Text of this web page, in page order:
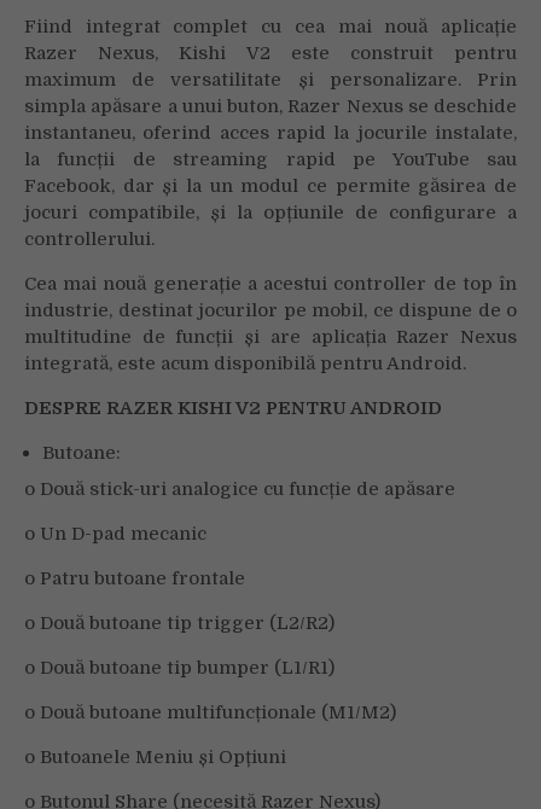
Fiind integrat complet cu cea mai nouă aplicație
Razer Nexus, Kishi V2 este construit pentru
maximum de versatilitate și personalizare. Prin
simpla apăsare a unui buton, Razer Nexus se deschide
instantaneu, oferind acces rapid la jocurile instalate,
la funcții de streaming rapid pe YouTube sau
Facebook, dar și la un modul ce permite găsirea de
jocuri compatibile, și la opțiunile de configurare a
controllerului.
Cea mai nouă generație a acestui controller de top în
industrie, destinat jocurilor pe mobil, ce dispune de o
multitudine de funcții și are aplicația Razer Nexus
integrată, este acum disponibilă pentru Android.
DESPRE RAZER KISHI V2 PENTRU ANDROID
Butoane:
o Două stick-uri analogice cu funcție de apăsare
o Un D-pad mecanic
o Patru butoane frontale
o Două butoane tip trigger (L2/R2)
o Două butoane tip bumper (L1/R1)
o Două butoane multifuncționale (M1/M2)
o Butoanele Meniu și Opțiuni
o Butonul Share (necesită Razer Nexus)